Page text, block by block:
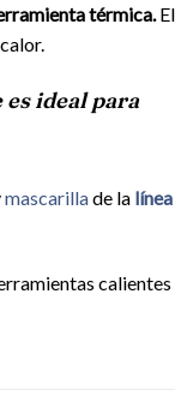
térmica.El
ideal para
mascarillade la línea
calientes